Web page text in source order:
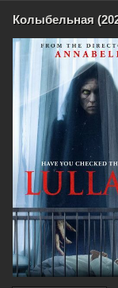
Колыбельная